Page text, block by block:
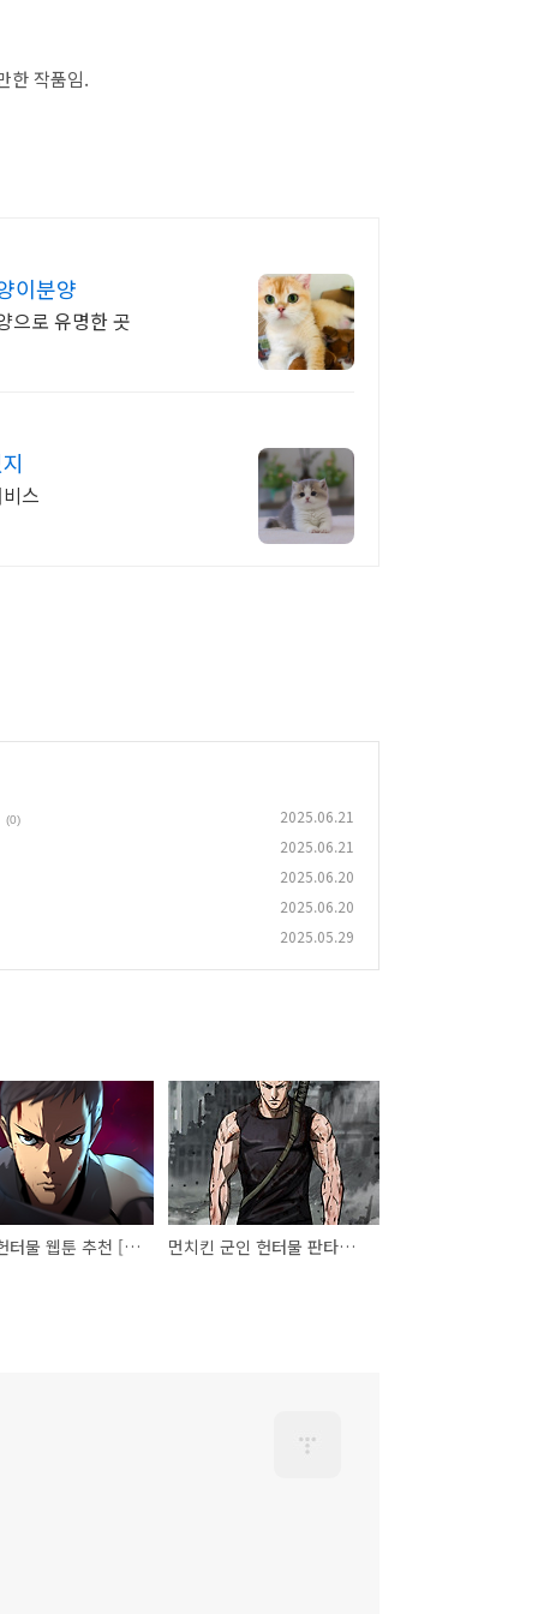
한 작품임.
이분양
으로 유명한 곳
스
(0) 2025.06.21
2025.06.21
2025.06.20
2025.06.20
2025.05.29
먼치킨 헌터물 웹툰 추천 [레이드] 먼치킨 군인 헌터물 판타지 완결 웹툰 추천 [최초의 헌터]